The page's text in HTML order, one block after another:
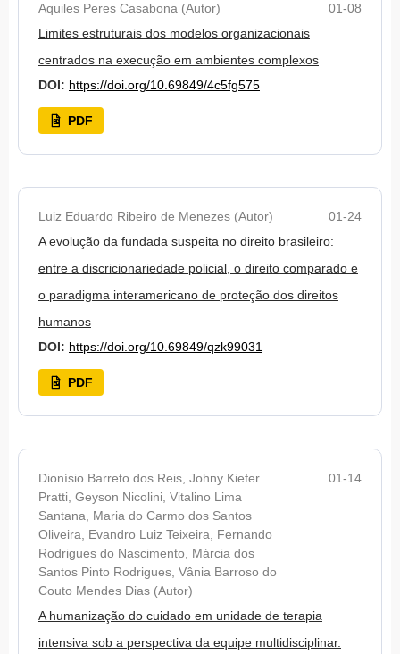
Aquiles Peres Casabona (Autor)
01-08
Limites estruturais dos modelos organizacionais
centrados na execução em ambientes complexos
DOI: https://doi.org/10.69849/4c5fg575
PDF
Luiz Eduardo Ribeiro de Menezes (Autor)
01-24
A evolução da fundada suspeita no direito brasileiro:
entre a discricionariedade policial, o direito comparado e
o paradigma interamericano de proteção dos direitos
humanos
DOI: https://doi.org/10.69849/qzk99031
PDF
Dionísio Barreto dos Reis, Johny Kiefer
Pratti, Geyson Nicolini, Vitalino Lima
Santana, Maria do Carmo dos Santos
Oliveira, Evandro Luiz Teixeira, Fernando
Rodrigues do Nascimento, Márcia dos
Santos Pinto Rodrigues, Vânia Barroso do
Couto Mendes Dias (Autor)
01-14
A humanização do cuidado em unidade de terapia
intensiva sob a perspectiva da equipe multidisciplinar.